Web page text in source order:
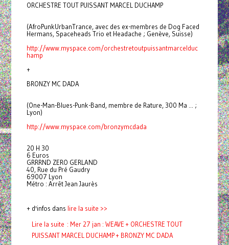
ORCHESTRE TOUT PUISSANT MARCEL DUCHAMP
(AfroPunkUrbanTrance, avec des ex-membres de Dog Faced
Hermans, Spaceheads Trio et Headache ; Genève, Suisse)
http://www.myspace.com/orchestretoutpuissantmarcelduc
hamp
+
BRONZY MC DADA
(One-Man-Blues-Punk-Band, membre de Rature, 300 Ma ... ;
Lyon)
http://www.myspace.com/bronzymcdada
20 H 30
6 Euros
GRRRND ZERO GERLAND
40, Rue du Pré Gaudry
69007 Lyon
Métro : Arrêt Jean Jaurès
+ d'infos dans lire la suite >>
Lire la suite : Mer 27 jan : WEAVE + ORCHESTRE TOUT
PUISSANT MARCEL DUCHAMP + BRONZY MC DADA